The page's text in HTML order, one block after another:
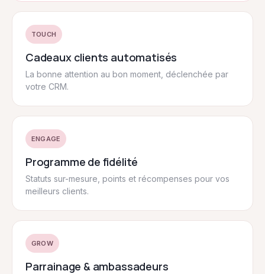
TOUCH
Cadeaux clients automatisés
La bonne attention au bon moment, déclenchée par
votre CRM.
ENGAGE
Programme de fidélité
Statuts sur-mesure, points et récompenses pour vos
meilleurs clients.
GROW
Parrainage &ambassadeurs